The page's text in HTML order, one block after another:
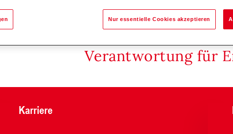
Verantwortung für
Karriere
Nur essentielle Cookies akzeptieren